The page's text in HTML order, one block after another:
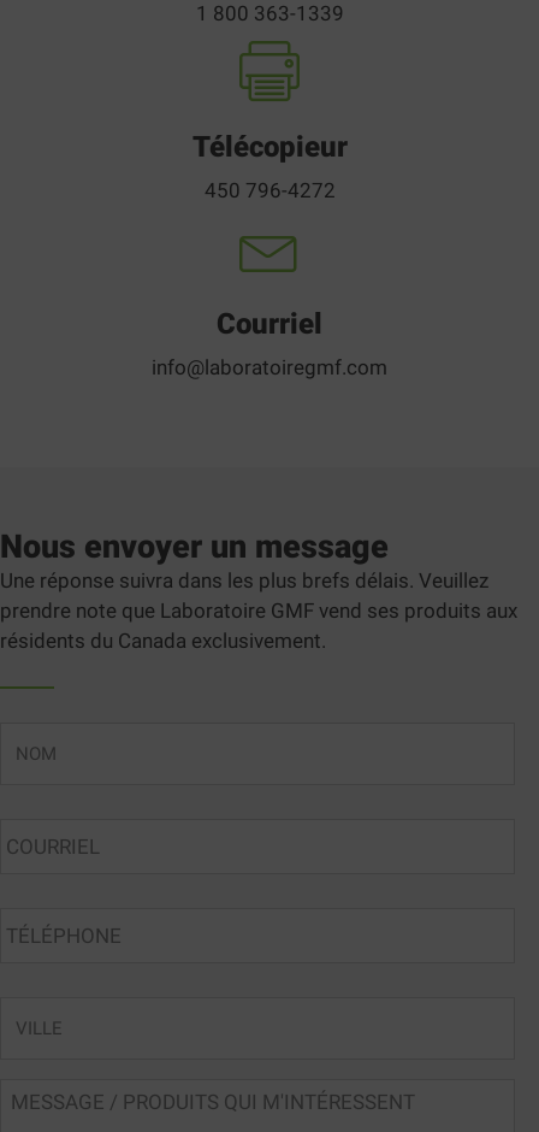
1 800 363-1339
Télécopieur
450 796-4272
Courriel
info@laboratoiregmf.com
Nous envoyer un message
Une réponse suivra dans les plus brefs délais. Veuillez
prendre note que Laboratoire GMF vend ses produits aux
résidents du Canada exclusivement.
MESSAGE